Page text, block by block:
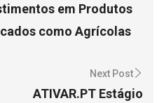
em Produtos
como Agrícolas
Next Post
ATIVAR.PT Estágio